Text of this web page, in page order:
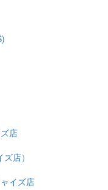
店
店）
イズ店